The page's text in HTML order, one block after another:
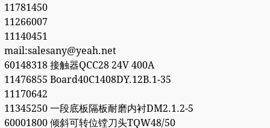
11781450
11266007
11140451
mail:salesany@yeah.net
60148318 接触器QCC28 24V 400A
11476855 Board40C1408DY.12B.1-35
11170642
11345250 一段底板隔板耐磨内衬DM2.1.2-5
60001800 倾斜可转位镗刀头TQW48/50